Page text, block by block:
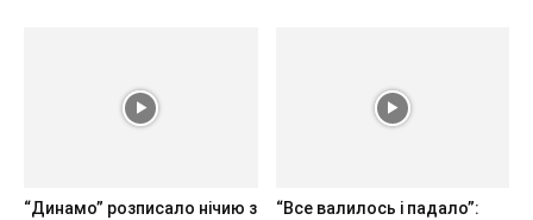
“Динамо” розписало нічию з
“Все валилось і падало”: